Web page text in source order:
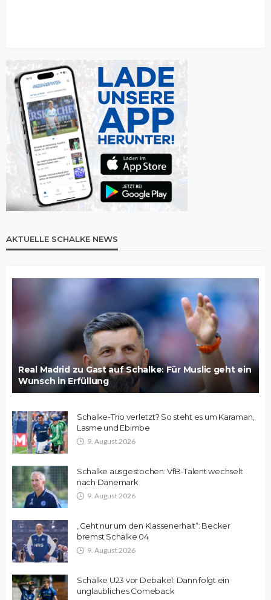
AKTUELLE SCHALKE NEWS
Real Madrid zu Gast auf Schalke: Für Muslic geht ein
Wunsch in Erfüllung
Schalke-Trio verletzt? So steht es um Karaman,
Lasme und Ebimbe
9. August 2026
Schalke ausgestochen: VfB-Talent wechselt
nach Dänemark
9. August 2026
„Geht nur um den Klassenerhalt“: Becker
bremst Schalke 04
9. August 2026
Schalke U23 vor Debakel: Dann folgt ein
unglaubliches Comeback